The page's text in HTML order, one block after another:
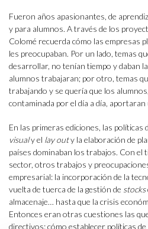
Fueron años apasionantes, de
y para alumnos. A través de los
Colomé recuerda cómo las empresas
les preocupaban. Por un lado, temas
desarrollar, no tenían tiempo y daban
alumnos trabajaran; por otro, temas
trabajando y se quería que los
contaminada por el día a día,
En las primeras ediciones, las políticas
visualy el lay outy la elaboración de
países dominaban los trabajos. Con el
sector, otros trabajos y
empresarial: la incorporación de la
vuelta de tuerca de la gestión de stocks
almacenaje… hasta que la crisis
Entonces eran otras cuestiones las
directivos: cómo establecer políticas